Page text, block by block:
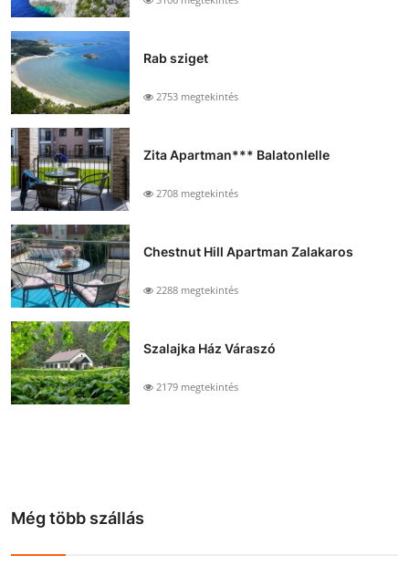
Rab sziget
2753 megtekintés
Zita Apartman*** Balatonlelle
2708 megtekintés
Chestnut Hill Apartman Zalakaros
2288 megtekintés
Szalajka Ház Váraszó
2179 megtekintés
Még több szállás